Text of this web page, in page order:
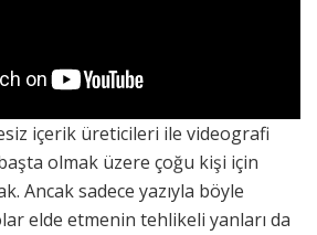
içerik üreticileri ile videografi
olmak üzere çoğu kişi için
Ancak sadece yazıyla böyle
elde etmenin tehlikeli yanları da